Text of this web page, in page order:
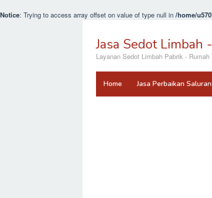
Notice: Trying to access array offset on value of type null in /home/
kontenJasa Sedot Limbah
Layanan Sedot Limbah Pabrik -
Home Jasa Perbaikan Saluran